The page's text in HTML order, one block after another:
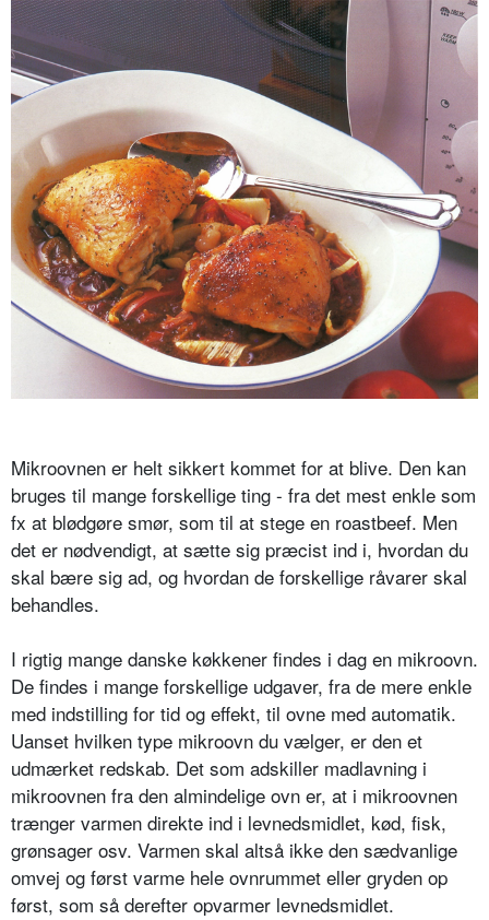
Mikroovnen er helt sikkert kommet for at blive. Den kan
bruges til mange forskellige ting - fra det mest enkle som
fx at blødgøre smør, som til at stege en roastbeef. Men
det er nødvendigt, at sætte sig præcist ind i, hvordan du
skal bære sig ad, og hvordan de forskellige råvarer skal
behandles.
I rigtig mange danske køkkener findes i dag en mikroovn.
De findes i mange forskellige udgaver, fra de mere enkle
med indstilling for tid og effekt, til ovne med automatik.
Uanset hvilken type mikroovn du vælger, er den et
udmærket redskab. Det som adskiller madlavning i
mikroovnen fra den almindelige ovn er, at i mikroovnen
trænger varmen direkte ind i levnedsmidlet, kød, fisk,
grønsager osv. Varmen skal altså ikke den sædvanlige
omvej og først varme hele ovnrummet eller gryden op
først, som så derefter opvarmer levnedsmidlet.